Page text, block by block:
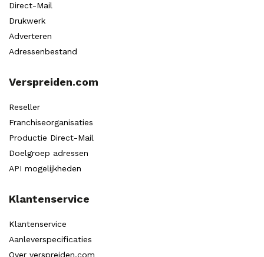
Direct-Mail
Drukwerk
Adverteren
Adressenbestand
Verspreiden.com
Reseller
Franchiseorganisaties
Productie Direct-Mail
Doelgroep adressen
API mogelijkheden
Klantenservice
Klantenservice
Aanleverspecificaties
Over verspreiden.com